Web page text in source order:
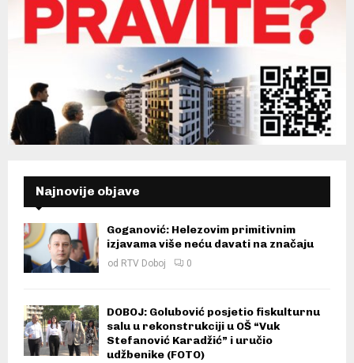
Najnovije objave
Goganović: Helezovim primitivnim
izjavama više neću davati na značaju
od RTV Doboj 0
DOBOJ: Golubović posjetio fiskulturnu
salu u rekonstrukciji u OŠ “Vuk
Stefanović Karadžić” i uručio
udžbenike (FOTO)